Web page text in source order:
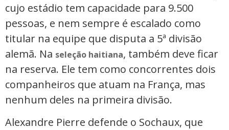
cujo estádio tem capacidade para 9.500
pessoas, e nem sempre é escalado como
titular na equipe que disputa a 5ª divisão
alemã. Na seleção haitiana, também deve ficar
na reserva. Ele tem como concorrentes dois
companheiros que atuam na França, mas
nenhum deles na primeira divisão.
Alexandre Pierre defende o Sochaux, que